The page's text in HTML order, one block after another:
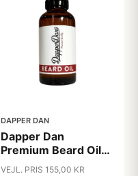
DAPPER DAN
Dapper Dan
Premium Beard Oil
(30 ml)
VEJL. PRIS 155,00 KR